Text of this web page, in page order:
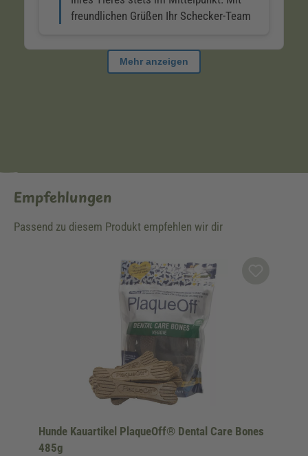
Empfehlungen
Passend zu diesem Produkt empfehlen wir dir
Hunde Kauartikel PlaqueOff® Dental Care Bones
485g